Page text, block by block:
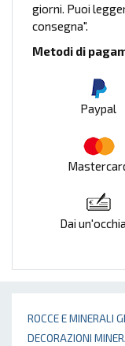
ROCCE E MINERALI
DECORAZIONI
giorni. Puoi
consegna".
Metodi di
Paypal
Dai